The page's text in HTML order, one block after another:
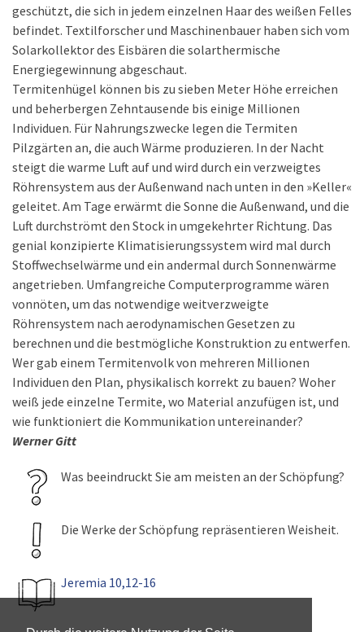
geschützt, die sich in jedem einzelnen Haar des weißen Felles
befindet. Textilforscher und Maschinenbauer haben sich vom
Solarkollektor des Eisbären die solarthermische
Energiegewinnung abgeschaut.
Termitenhügel können bis zu sieben Meter Höhe erreichen
und beherbergen Zehntausende bis einige Millionen
Individuen. Für Nahrungszwecke legen die Termiten
Pilzgärten an, die auch Wärme produzieren. In der Nacht
steigt die warme Luft auf und wird durch ein verzweigtes
Röhrensystem aus der Außenwand nach unten in den »Keller«
geleitet. Am Tage erwärmt die Sonne die Außenwand, und die
Luft durchströmt den Stock in umgekehrter Richtung. Das
genial konzipierte Klimatisierungssystem wird mal durch
Stoffwechselwärme und ein andermal durch Sonnenwärme
angetrieben. Umfangreiche Computerprogramme wären
vonnöten, um das notwendige weitverzweigte
Röhrensystem nach aerodynamischen Gesetzen zu
berechnen und die bestmögliche Konstruktion zu entwerfen.
Wer gab einem Termitenvolk von mehreren Millionen
Individuen den Plan, physikalisch korrekt zu bauen? Woher
weiß jede einzelne Termite, wo Material anzufügen ist, und
wie funktioniert die Kommunikation untereinander?
Werner Gitt
Was beeindruckt Sie am meisten an der Schöpfung?
Die Werke der Schöpfung repräsentieren Weisheit.
Jeremia 10,12-16